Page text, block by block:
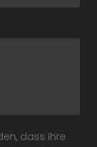
dass Ihre